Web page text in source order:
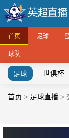
首页 足球
球队
足球 世俱杯
首页 > 足球直播 >